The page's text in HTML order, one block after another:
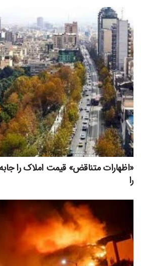
«اظهارات متناقض» قیمت‌ املاک را
را